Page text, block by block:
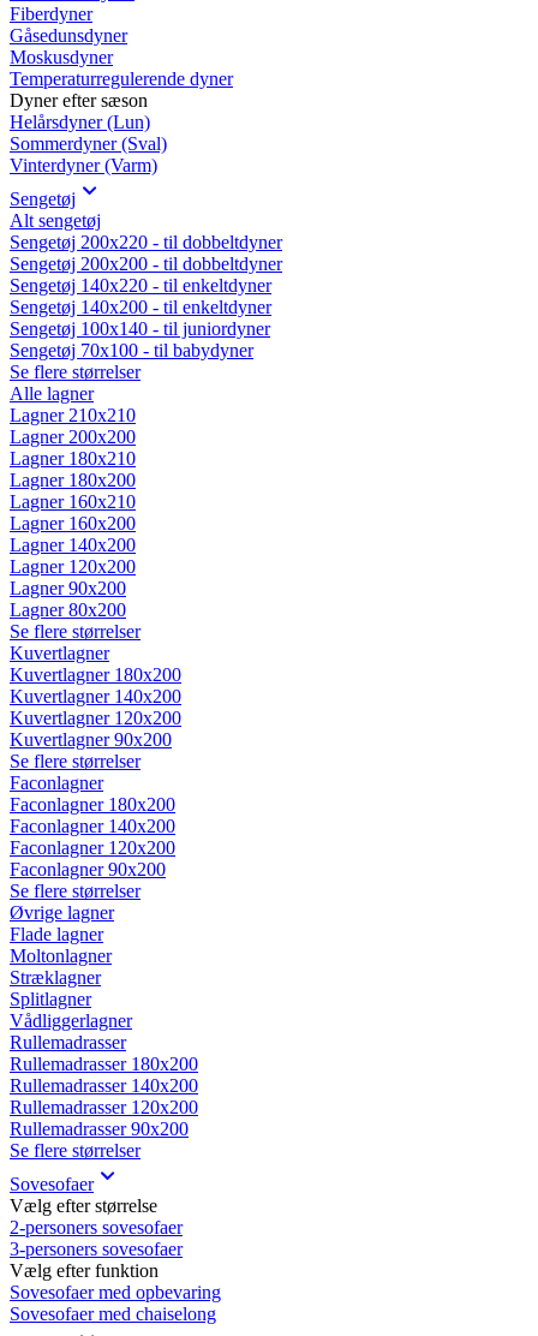
Fiberdyner
Gåsedunsdyner
Moskusdyner
Temperaturregulerende dyner
Dyner efter sæson
Helårsdyner (Lun)
Sommerdyner (Sval)
Vinterdyner (Varm)
Sengetøj
Alt sengetøj
Sengetøj 200x220 - til dobbeltdyner
Sengetøj 200x200 - til dobbeltdyner
Sengetøj 140x220 - til enkeltdyner
Sengetøj 140x200 - til enkeltdyner
Sengetøj 100x140 - til juniordyner
Sengetøj 70x100 - til babydyner
Se flere størrelser
Alle lagner
Lagner 210x210
Lagner 200x200
Lagner 180x210
Lagner 180x200
Lagner 160x210
Lagner 160x200
Lagner 140x200
Lagner 120x200
Lagner 90x200
Lagner 80x200
Se flere størrelser
Kuvertlagner
Kuvertlagner 180x200
Kuvertlagner 140x200
Kuvertlagner 120x200
Kuvertlagner 90x200
Se flere størrelser
Faconlagner
Faconlagner 180x200
Faconlagner 140x200
Faconlagner 120x200
Faconlagner 90x200
Se flere størrelser
Øvrige lagner
Flade lagner
Moltonlagner
Stræklagner
Splitlagner
Vådliggerlagner
Rullemadrasser
Rullemadrasser 180x200
Rullemadrasser 140x200
Rullemadrasser 120x200
Rullemadrasser 90x200
Se flere størrelser
Sovesofaer
Vælg efter størrelse
2-personers sovesofaer
3-personers sovesofaer
Vælg efter funktion
Sovesofaer med opbevaring
Sovesofaer med chaiselong